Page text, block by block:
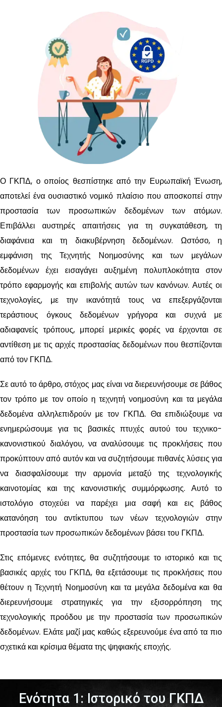
Ο ΓΚΠΔ, ο οποίος θεσπίστηκε από την Ευρωπαϊκή Ένωση,
αποτελεί ένα ουσιαστικό νομικό πλαίσιο που αποσκοπεί στην
προστασία των προσωπικών δεδομένων των ατόμων.
Επιβάλλει αυστηρές απαιτήσεις για τη συγκατάθεση, τη
διαφάνεια και τη διακυβέρνηση δεδομένων. Ωστόσο, η
εμφάνιση της Τεχνητής Νοημοσύνης και των μεγάλων
δεδομένων έχει εισαγάγει αυξημένη πολυπλοκότητα στον
τρόπο εφαρμογής και επιβολής αυτών των κανόνων. Αυτές οι
τεχνολογίες, με την ικανότητά τους να επεξεργάζονται
τεράστιους όγκους δεδομένων γρήγορα και συχνά με
αδιαφανείς τρόπους, μπορεί μερικές φορές να έρχονται σε
αντίθεση με τις αρχές προστασίας δεδομένων που θεσπίζονται
από τον ΓΚΠΔ.
Σε αυτό το άρθρο, στόχος μας είναι να διερευνήσουμε σε βάθος
τον τρόπο με τον οποίο η τεχνητή νοημοσύνη και τα μεγάλα
δεδομένα αλληλεπιδρούν με τον ΓΚΠΔ. Θα επιδιώξουμε να
ενημερώσουμε για τις βασικές πτυχές αυτού του τεχνικο-
κανονιστικού διαλόγου, να αναλύσουμε τις προκλήσεις που
προκύπτουν από αυτόν και να συζητήσουμε πιθανές λύσεις για
να διασφαλίσουμε την αρμονία μεταξύ της τεχνολογικής
καινοτομίας και της κανονιστικής συμμόρφωσης. Αυτό το
ιστολόγιο στοχεύει να παρέχει μια σαφή και εις βάθος
κατανόηση του αντίκτυπου των νέων τεχνολογιών στην
προστασία των προσωπικών δεδομένων βάσει του ΓΚΠΔ.
Στις επόμενες ενότητες, θα συζητήσουμε το ιστορικό και τις
βασικές αρχές του ΓΚΠΔ, θα εξετάσουμε τις προκλήσεις που
θέτουν η Τεχνητή Νοημοσύνη και τα μεγάλα δεδομένα και θα
διερευνήσουμε στρατηγικές για την εξισορρόπηση της
τεχνολογικής προόδου με την προστασία των προσωπικών
δεδομένων. Ελάτε μαζί μας καθώς εξερευνούμε ένα από τα πιο
σχετικά και κρίσιμα θέματα της ψηφιακής εποχής.
Ενότητα 1: Ιστορικό του ΓΚΠΔ